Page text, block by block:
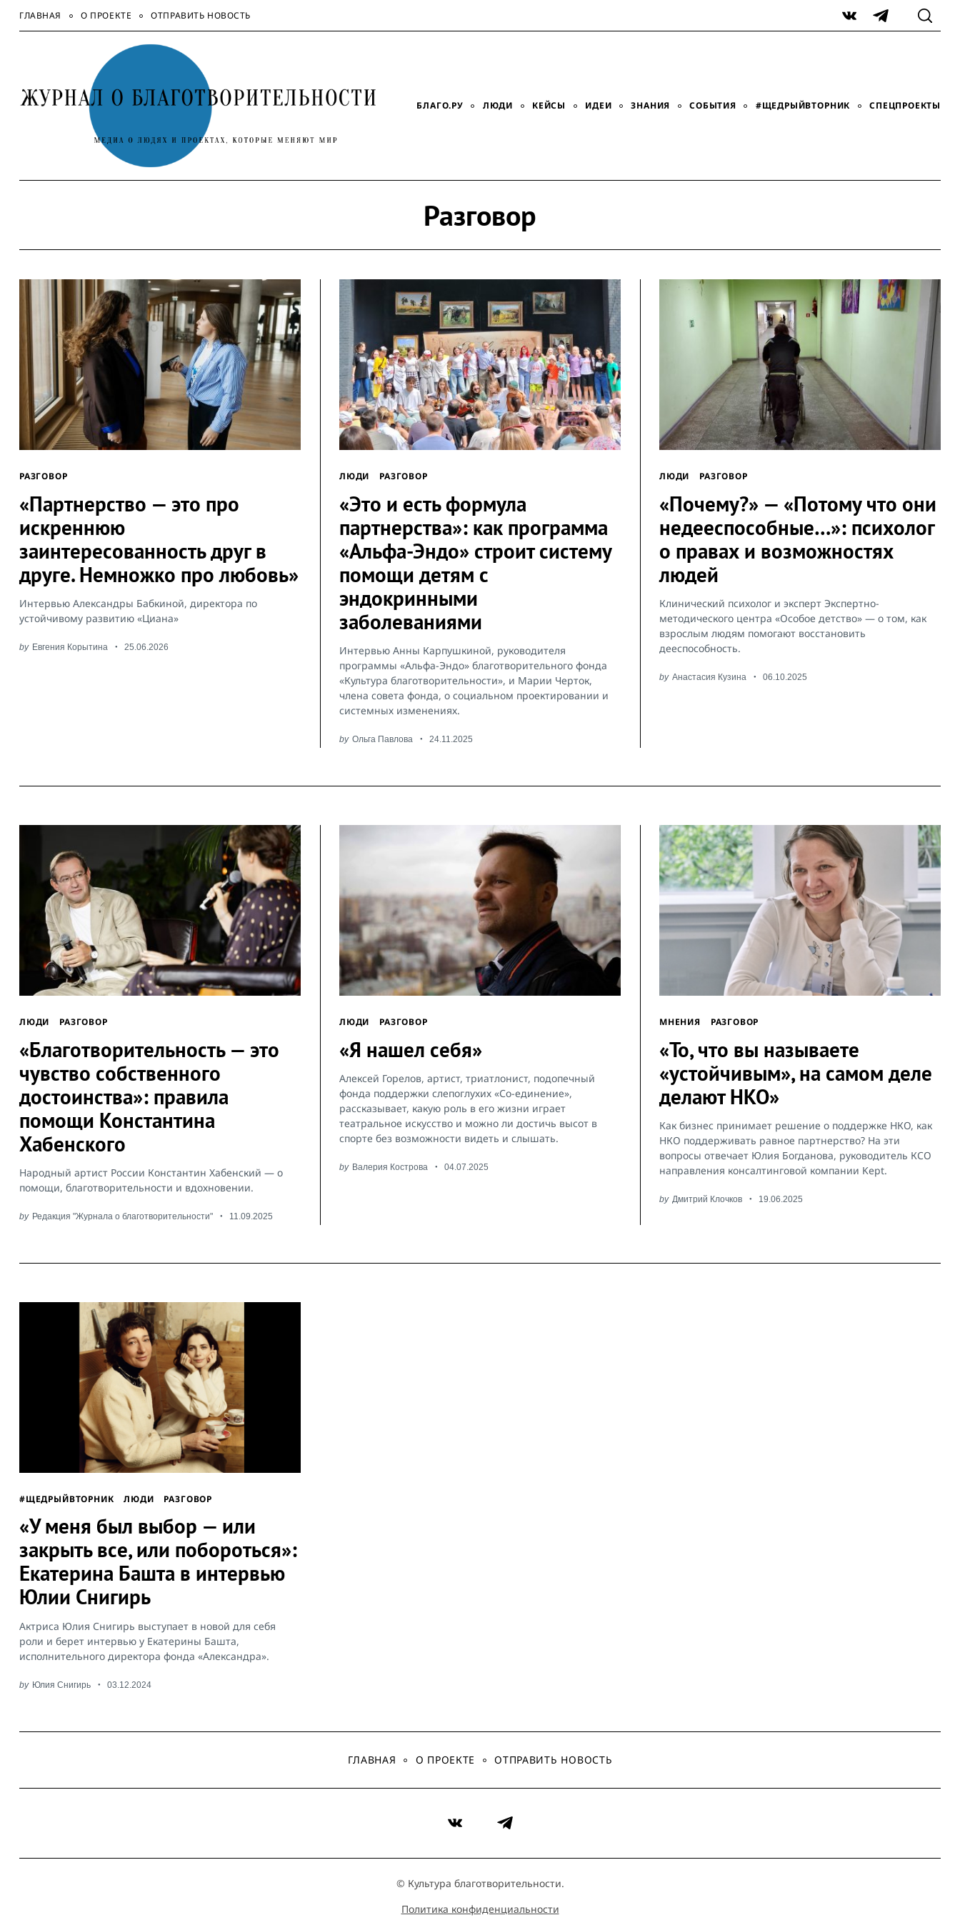
SkipГЛАВНАЯ О ПРОЕКТЕ ОТПРАВИТЬ НОВОСТЬ
VK Telegram
БЛАГО.РУ ЛЮДИ КЕЙСЫ ИДЕИ ЗНАНИЯ СОБЫТИЯ #ЩЕДРЫЙВТОРНИК СПЕЦПРОЕКТЫ
Разговор
РАЗГОВОР
«Партнерство — это про
искреннюю
заинтересованность друг в
друге. Немножко про любовь»
Интервью Александры Бабкиной, директора по
устойчивому развитию «Циана»
by Евгения Корытина 25.06.2026
ЛЮДИ РАЗГОВОР
«Это и есть формула
партнерства»: как программа
«Альфа-Эндо» строит систему
помощи детям с
эндокринными
заболеваниями
Интервью Анны Карпушкиной, руководителя
программы «Альфа-Эндо» благотворительного фонда
«Культура благотворительности», и Марии Черток,
члена совета фонда, о социальном проектировании и
системных изменениях.
by Ольга Павлова 24.11.2025
ЛЮДИ РАЗГОВОР
«Почему?» — «Потому что они
недееспособные…»: психолог
о правах и возможностях
людей
Клинический психолог и эксперт Экспертно-
методического центра «Особое детство» — о том, как
взрослым людям помогают восстановить
дееспособность.
by Анастасия Кузина 06.10.2025
ЛЮДИ РАЗГОВОР
​«Благотворительность — это
чувство собственного
достоинства»: правила
помощи Константина
Хабенского
Народный артист России Константин Хабенский — о
помощи, благотворительности и вдохновении.
by Редакция "Журнала о благотворительности" 11.09.2025
ЛЮДИ РАЗГОВОР
«Я нашел себя»
Алексей Горелов, артист, триатлонист, подопечный
фонда поддержки слепоглухих «Со-единение»,
рассказывает, какую роль в его жизни играет
театральное искусство и можно ли достичь высот в
спорте без возможности видеть и слышать.
by Валерия Кострова 04.07.2025
МНЕНИЯ РАЗГОВОР
«То, что вы называете
«устойчивым», на самом деле
делают НКО»
Как бизнес принимает решение о поддержке НКО, как
НКО поддерживать равное партнерство? На эти
вопросы отвечает Юлия Богданова, руководитель КСО
направления консалтинговой компании Kept.
by Дмитрий Клочков 19.06.2025
#ЩЕДРЫЙВТОРНИК ЛЮДИ РАЗГОВОР
«У меня был выбор — или
закрыть все, или побороться»:
Екатерина Башта в интервью
Юлии Снигирь
Актриса Юлия Снигирь выступает в новой для себя
роли и берет интервью у Екатерины Башта,
исполнительного директора фонда «Александра».
by Юлия Снигирь 03.12.2024
ГЛАВНАЯ О ПРОЕКТЕ ОТПРАВИТЬ НОВОСТЬ
VK Telegram
© Культура благотворительности.
Политика конфиденциальности
for: